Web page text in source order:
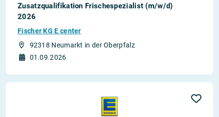
Zusatzqualifikation Frischespezialist (m/w/d)
2026
Fischer KG E center
92318 Neumarkt in der Oberpfalz
01.09.2026